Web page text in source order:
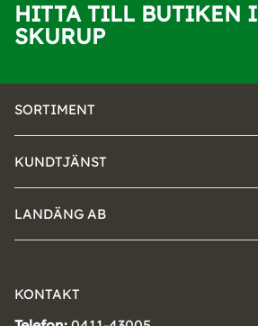
HITTA TILL BUTIKEN I
SKURUP
SORTIMENT
KUNDTJÄNST
LANDÄNG AB
KONTAKT